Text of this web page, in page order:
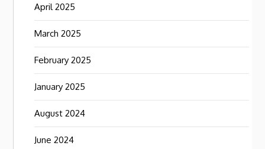
April 2025
March 2025
February 2025
January 2025
August 2024
June 2024